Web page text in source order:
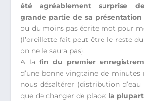
été agréablement surprise
grande partie de sa présentation
ou du moins pas écrite mot pour
(l’oreillette fait peut-être le reste
on ne le saura pas).
A la fin du premier
d’une bonne vingtaine de minutes
nous désaltérer (distribution
que de changer de place: la